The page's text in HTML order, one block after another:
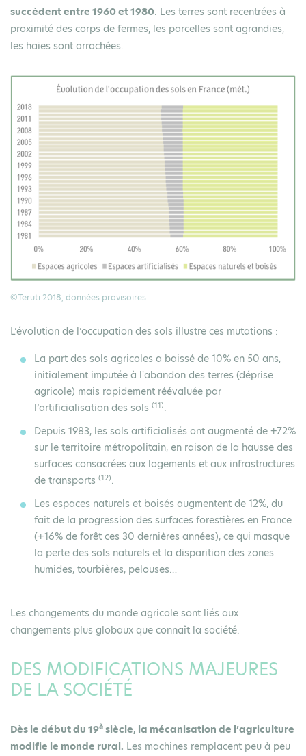
succèdent entre 1960 et 1980. Les terres sont recentrées à
proximité des corps de fermes, les parcelles sont agrandies,
les haies sont arrachées.
©Teruti 2018, données provisoires
L’évolution de l’occupation des sols illustre ces mutations :
La part des sols agricoles a baissé de 10% en 50 ans,
initialement imputée à l'abandon des terres (déprise
agricole) mais rapidement réévaluée par
l’artificialisation des sols (11).
Depuis 1983, les sols artificialisés ont augmenté de +72%
sur le territoire métropolitain, en raison de la hausse des
surfaces consacrées aux logements et aux infrastructures
de transports (12).
Les espaces naturels et boisés augmentent de 12%, du
fait de la progression des surfaces forestières en France
(+16% de forêt ces 30 dernières années), ce qui masque
la perte des sols naturels et la disparition des zones
humides, tourbières, pelouses…
Les changements du monde agricole sont liés aux
changements plus globaux que connaît la société.
DES MODIFICATIONS MAJEURES
DE LA SOCIÉTÉ
Dès le début du 19è siècle, la mécanisation de l’agriculture
modifie le monde rural. Les machines remplacent peu à peu